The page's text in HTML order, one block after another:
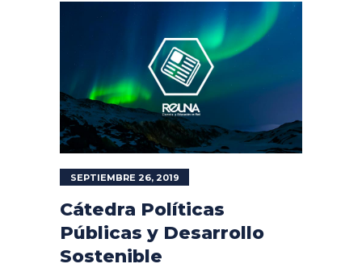
SEPTIEMBRE 26, 2019
Cátedra Políticas
Públicas y Desarrollo
Sostenible